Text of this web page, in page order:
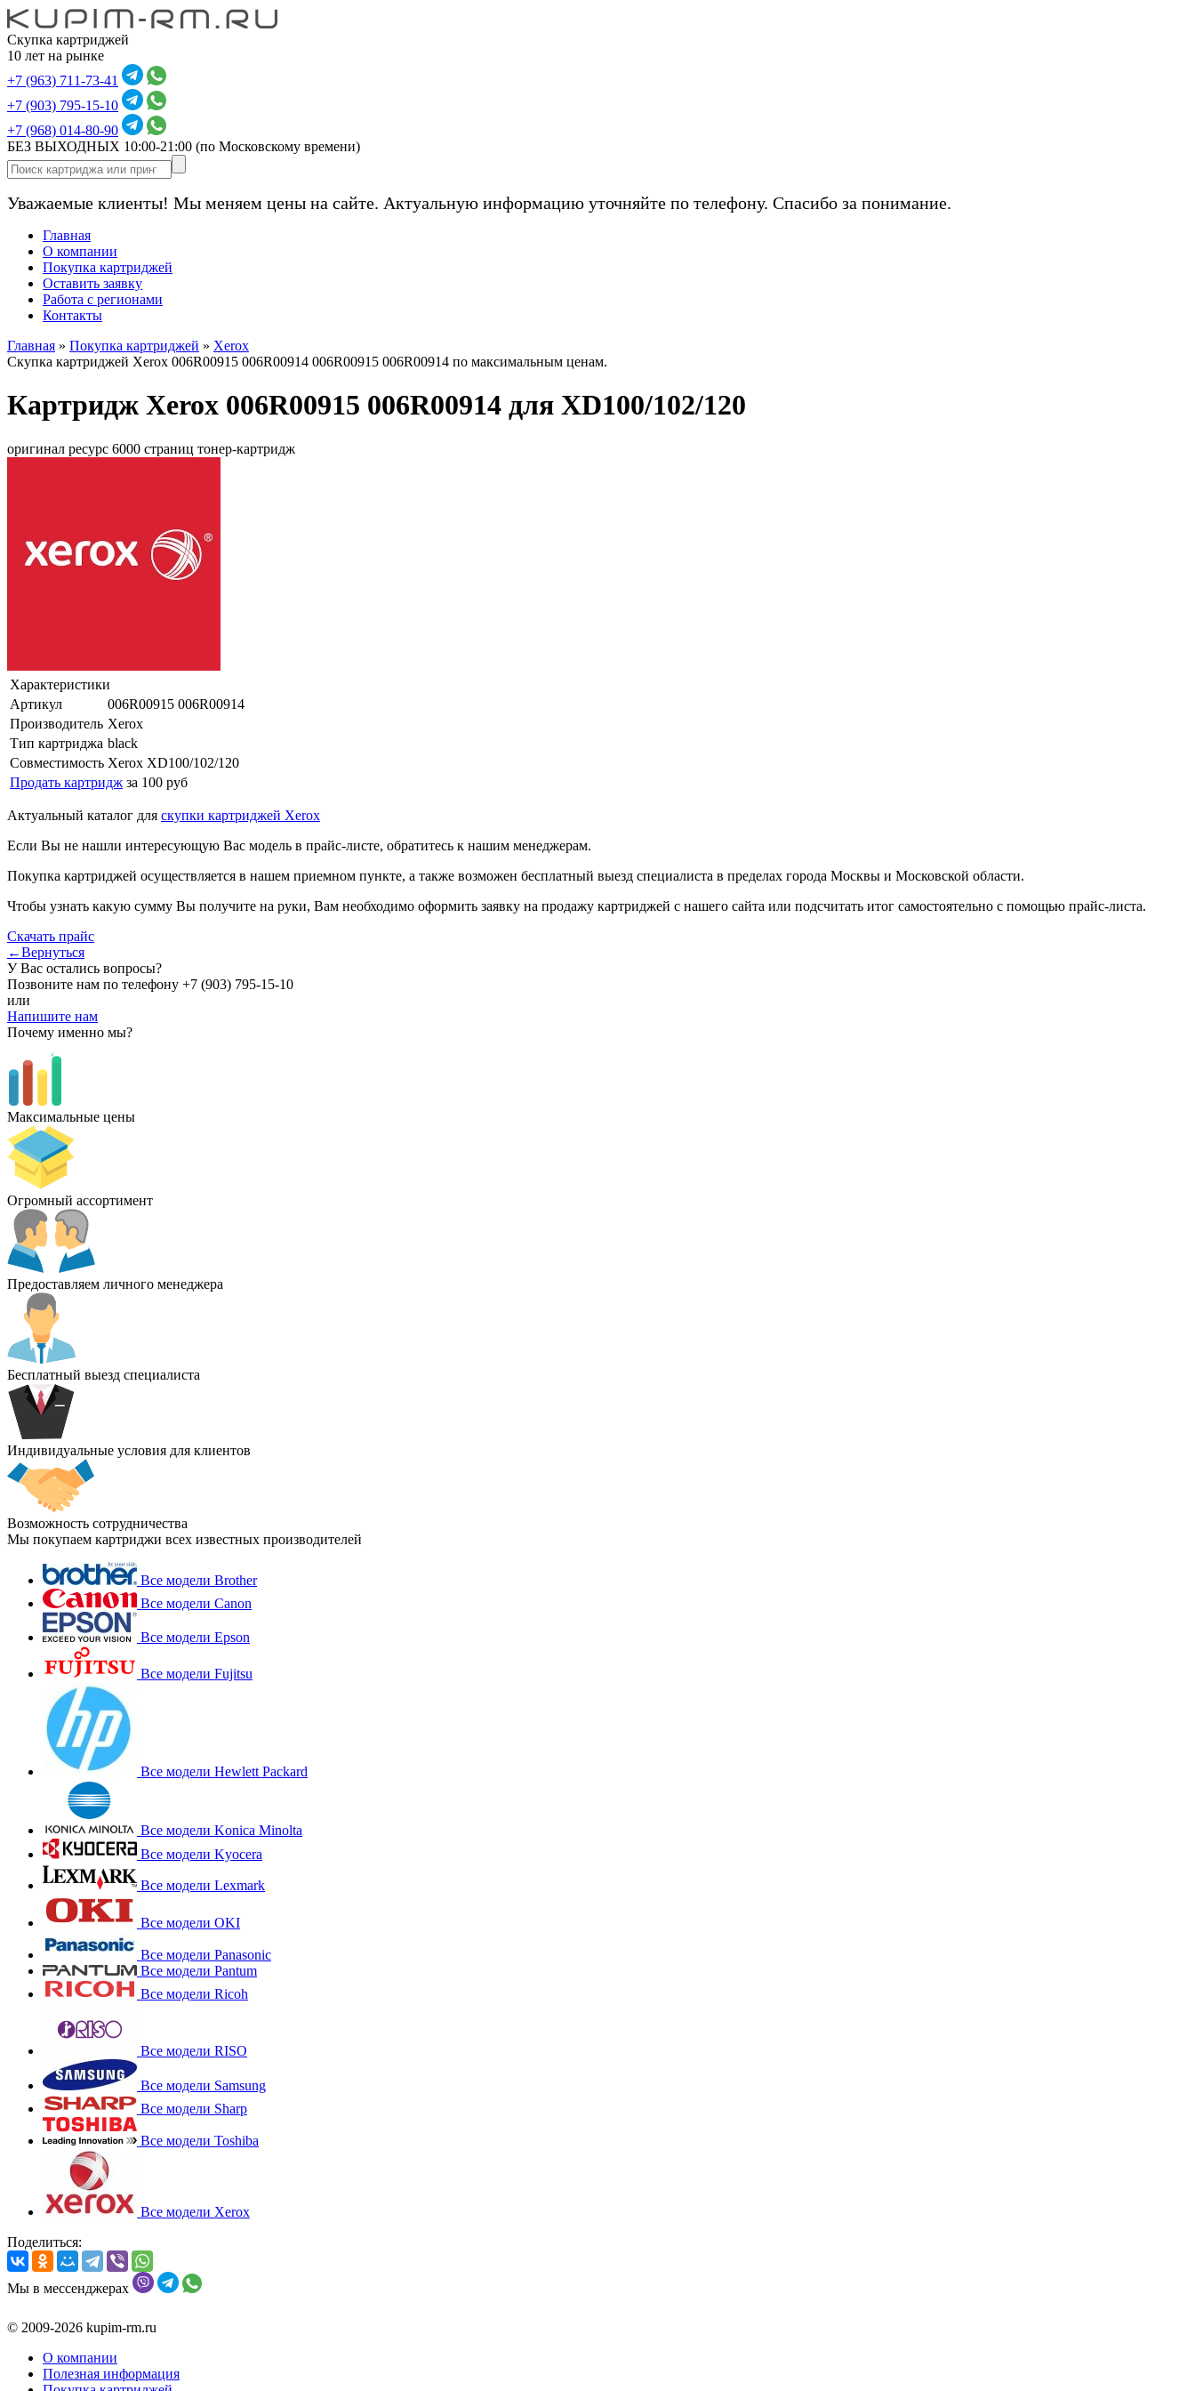
Скупка картриджей
10 лет на рынке
+7 (963) 711-73-41
+7 (903) 795-15-10
+7 (968) 014-80-90
БЕЗ ВЫХОДНЫХ 10:00-21:00 (по Московскому времени)
Уважаемые клиенты! Мы меняем цены на сайте. Актуальную информацию уточняйте по телефону. Спасибо за понимание.
Главная
О компании
Покупка картриджей
Оставить заявку
Работа с регионами
Контакты
Главная » Покупка картриджей » Xerox
Скупка картриджей Xerox 006R00915 006R00914 006R00915 006R00914 по максимальным ценам.
Картридж Xerox 006R00915 006R00914 для XD100/102/120
оригинал ресурс 6000 страниц тонер-картридж
Характеристики
Артикул
006R00915 006R00914
Производитель Xerox
Тип картриджа black
Совместимость Xerox XD100/102/120
Продать картридж за 100 руб
Актуальный каталог для скупки картриджей Xerox
Если Вы не нашли интересующую Вас модель в прайс-листе, обратитесь к нашим менеджерам.
Покупка картриджей осуществляется в нашем приемном пункте, а также возможен бесплатный выезд специалиста в пределах города Москвы и Московской области.
Чтобы узнать какую сумму Вы получите на руки, Вам необходимо оформить заявку на продажу картриджей с нашего сайта или подсчитать итог самостоятельно с помощью прайс-листа.
Скачать прайс
←Вернуться
У Вас остались вопросы?
Позвоните нам по телефону +7 (903) 795-15-10
или
Напишите нам
Почему именно мы?
Максимальные цены
Огромный ассортимент
Предоставляем личного менеджера
Бесплатный выезд специалиста
Индивидуальные условия для клиентов
Возможность сотрудничества
Мы покупаем картриджи всех известных производителей
Все модели Brother
Все модели Canon
Все модели Epson
Все модели Fujitsu
Все модели Hewlett Packard
Все модели Konica Minolta
Все модели Kyocera
Все модели Lexmark
Все модели OKI
Все модели Panasonic
Все модели Pantum
Все модели Ricoh
Все модели RISO
Все модели Samsung
Все модели Sharp
Все модели Toshiba
Все модели Xerox
Поделиться:
Мы в мессенджерах
© 2009-2026 kupim-rm.ru
О компании
Полезная информация